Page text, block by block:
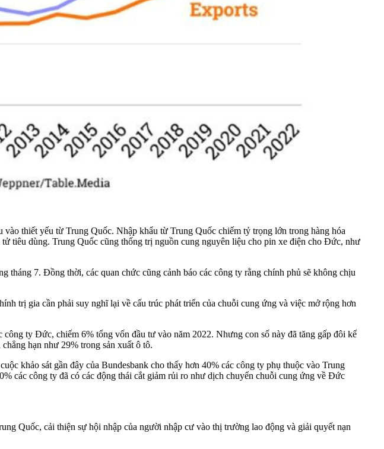
thiết yếu từ Trung Quốc. Nhập khẩu từ Trung Quốc chiếm tỷ trọng lớn trong hàng hóa
tiêu dùng. Trung Quốc cũng thống trị nguồn cung nguyên liệu cho pin xe điện cho Đức, như
7. Đồng thời, các quan chức cũng cảnh báo các công ty rằng chính phủ sẽ không chịu
trị gia cần phải suy nghĩ lại về cấu trúc phát triển của chuỗi cung ứng và việc mở rộng hơn
ty Đức, chiếm 6% tổng vốn đầu tư vào năm 2022. Nhưng con số này đã tăng gấp đôi kể
hạn như 29% trong sản xuất ô tô.
khảo sát gần đây của Bundesbank cho thấy hơn 40% các công ty phụ thuộc vào Trung
các công ty đã có các động thái cắt giảm rủi ro như dịch chuyển chuỗi cung ứng về Đức
Quốc, cải thiện sự hội nhập của người nhập cư vào thị trường lao động và giải quyết nạn